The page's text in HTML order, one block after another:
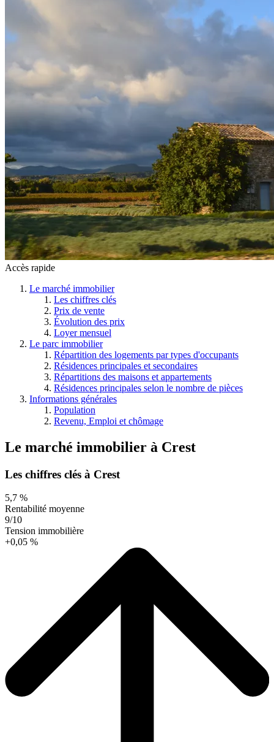
Accès rapide
Le marché immobilier
Les chiffres clés
Prix de vente
Évolution des prix
Loyer mensuel
Le parc immobilier
Répartition des logements par types d'occupants
Résidences principales et secondaires
Répartitions des maisons et appartements
Résidences principales selon le nombre de pièces
Informations générales
Population
Revenu, Emploi et chômage
Le marché immobilier à Crest
Les chiffres clés à Crest
5,7 %
Rentabilité moyenne
9/10
Tension immobilière
+0,05 %